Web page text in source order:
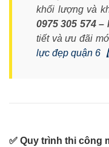
khối lượng và
0975 305 574 –
tiết và ưu đãi
lực đẹp quận 6
✅ Quy trình thi công